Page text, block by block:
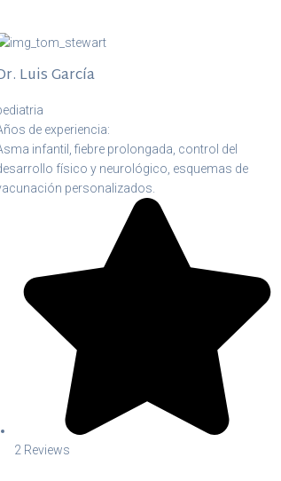
Luis García
de experiencia:
infantil, fiebre prolongada, control del
físico y neurológico, esquemas de
personalizados.
2 Reviews